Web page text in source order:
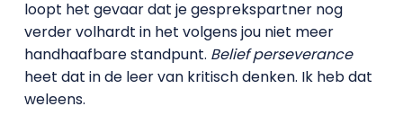
loopt het gevaar dat je gesprekspartner nog
verder volhardt in het volgens jou niet meer
handhaafbare standpunt. Belief perseverance
heet dat in de leer van kritisch denken. Ik heb dat
weleens.